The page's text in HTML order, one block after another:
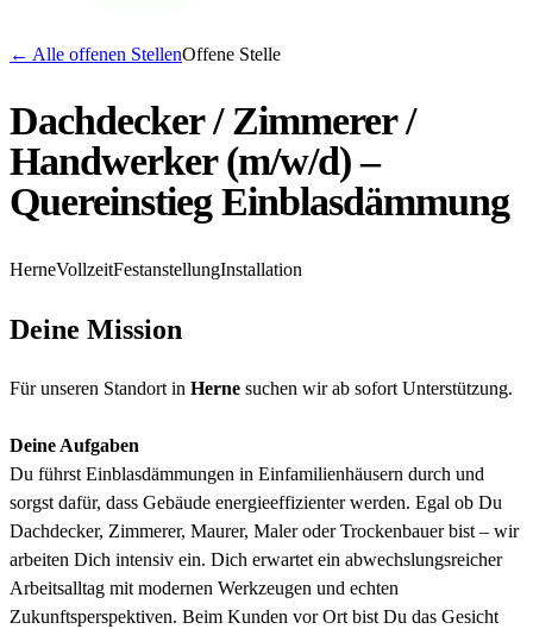
← Alle offenen StellenOffene Stelle
Dachdecker / Zimmerer /
Handwerker (m/w/d) –
Quereinstieg Einblasdämmung
HerneVollzeitFestanstellungInstallation
Deine Mission
Für unseren Standort in Herne suchen wir ab sofort Unterstützung.
Deine Aufgaben
Du führst Einblasdämmungen in Einfamilienhäusern durch und
sorgst dafür, dass Gebäude energieeffizienter werden. Egal ob Du
Dachdecker, Zimmerer, Maurer, Maler oder Trockenbauer bist – wir
arbeiten Dich intensiv ein. Dich erwartet ein abwechslungsreicher
Arbeitsalltag mit modernen Werkzeugen und echten
Zukunftsperspektiven. Beim Kunden vor Ort bist Du das Gesicht